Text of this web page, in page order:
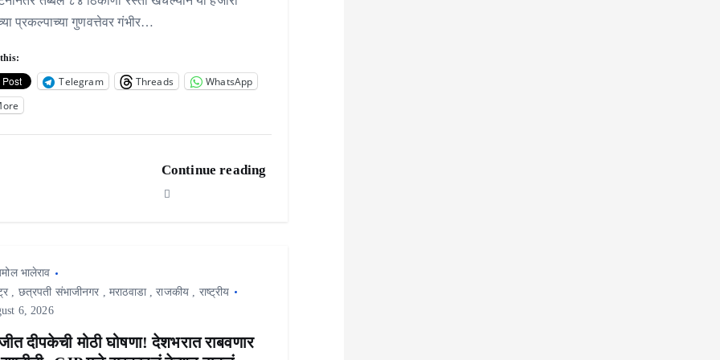
प्रकल्पाच्या गुणवत्तेवर गंभीर…
Telegram Threads
WhatsApp
Continue reading
भालेराव
छत्रपती संभाजीनगर ,मराठवाडा,राजकीय
राष्ट्रीय
6, 2026
दीपकेची मोठी घोषणा! देशभरात राबवणार